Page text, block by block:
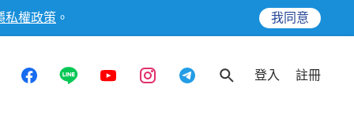
私權政策 。 我同意
登入 註冊